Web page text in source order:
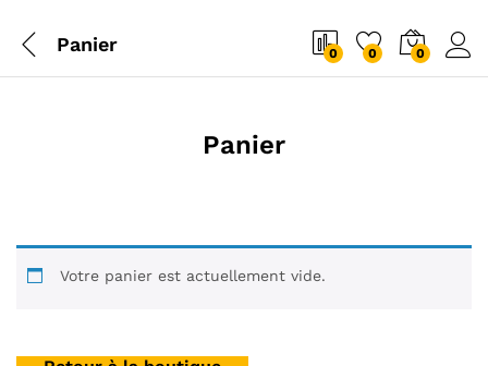
Panier 0 0 0
Panier
Votre panier est actuellement vide.